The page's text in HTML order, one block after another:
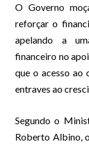
O Governo
reforçar o
apelando a
financeiro no
que o acesso ao
entraves ao
Segundo o
Roberto Albino,